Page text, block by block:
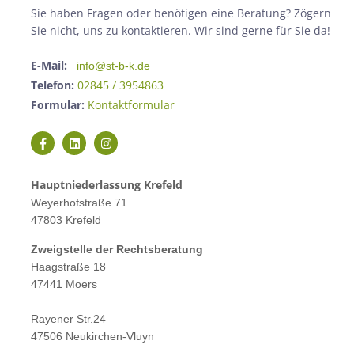
Sie haben Fragen oder benötigen eine Beratung? Zögern
Sie nicht, uns zu kontaktieren. Wir sind gerne für Sie da!
E-Mail: info@st-b-k.de
Telefon: 02845 / 3954863
Formular: Kontaktformular
Hauptniederlassung Krefeld
Weyerhofstraße 71
47803 Krefeld
Zweigstelle der Rechtsberatung
Haagstraße 18
47441 Moers
Rayener Str.24
47506 Neukirchen-Vluyn